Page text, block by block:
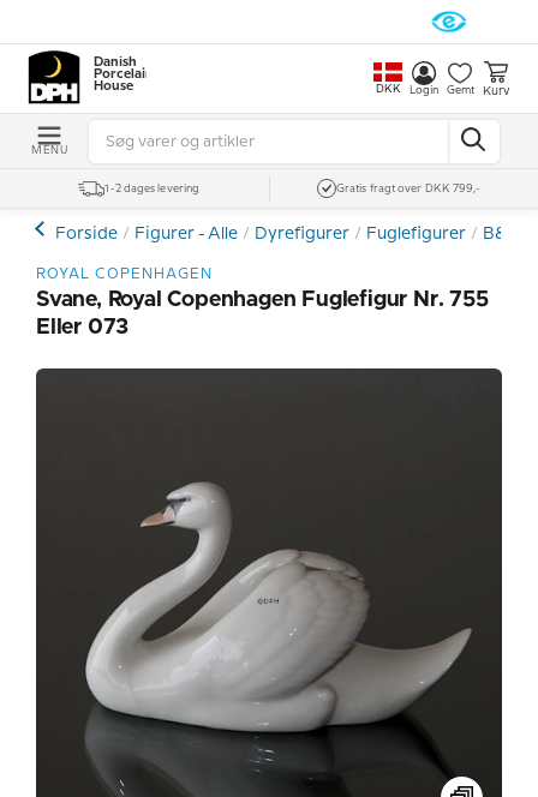
Danish
Porcelain
House
DKK Login Gemt Kurv
MENU
1-2 dages levering Gratis fragt over DKK 799,-
Forside Figurer - Alle Dyrefigurer Fuglefigurer B&G -
ROYAL COPENHAGEN
Svane, Royal Copenhagen Fuglefigur Nr. 755
Eller 073